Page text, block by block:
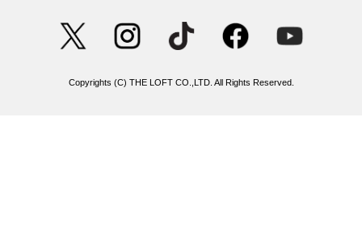
Copyrights (C) THE LOFT CO.,LTD. All Rights Reserved.